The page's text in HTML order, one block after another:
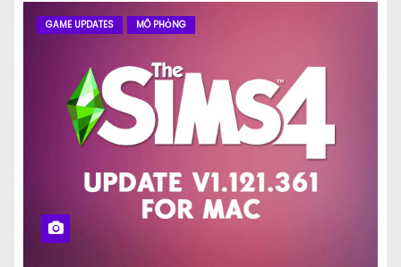
GAME UPDATES MÔ PHỎNG